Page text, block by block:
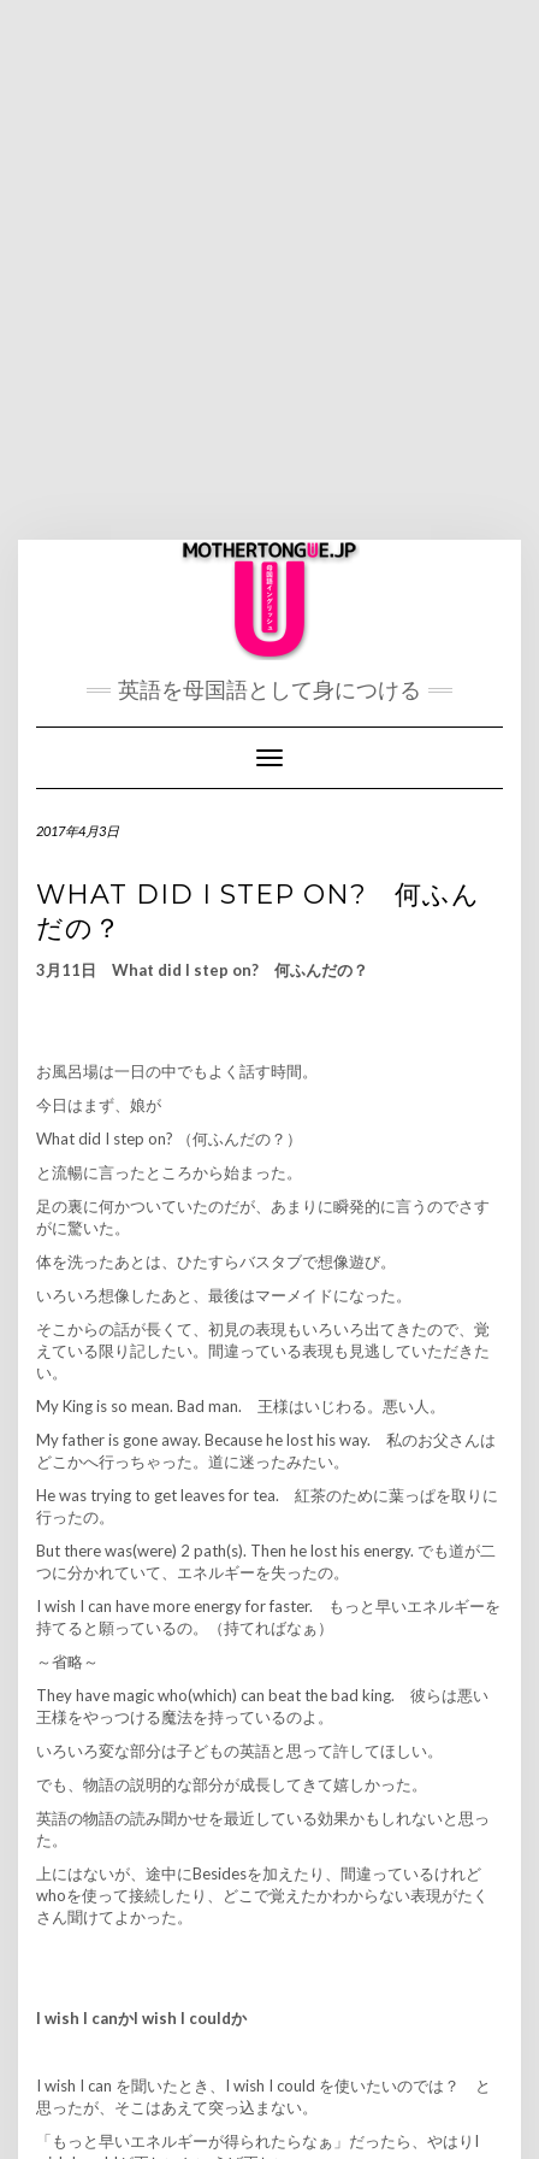
英語を母国語として身につける
Toggle Navigation
2017年4月3日
WHAT DID I STEP ON? 何ふん
だの？
3月11日 What did I step on? 何ふんだの？
お風呂場は一日の中でもよく話す時間。
今日はまず、娘が
What did I step on? （何ふんだの？）
と流暢に言ったところから始まった。
足の裏に何かついていたのだが、あまりに瞬発的に言うのでさす
がに驚いた。
体を洗ったあとは、ひたすらバスタブで想像遊び。
いろいろ想像したあと、最後はマーメイドになった。
そこからの話が長くて、初見の表現もいろいろ出てきたので、覚
えている限り記したい。間違っている表現も見逃していただきた
い。
My King is so mean. Bad man. 王様はいじわる。悪い人。
My father is gone away. Because he lost his way. 私のお父さんは
どこかへ行っちゃった。道に迷ったみたい。
He was trying to get leaves for tea. 紅茶のために葉っぱを取りに
行ったの。
But there was(were) 2 path(s). Then he lost his energy. でも道が二
つに分かれていて、エネルギーを失ったの。
I wish I can have more energy for faster. もっと早いエネルギーを
持てると願っているの。（持てればなぁ）
～省略～
They have magic who(which) can beat the bad king. 彼らは悪い
王様をやっつける魔法を持っているのよ。
いろいろ変な部分は子どもの英語と思って許してほしい。
でも、物語の説明的な部分が成長してきて嬉しかった。
英語の物語の読み聞かせを最近している効果かもしれないと思っ
た。
上にはないが、途中にBesidesを加えたり、間違っているけれど
whoを使って接続したり、どこで覚えたかわからない表現がたく
さん聞けてよかった。
I wish I canかI wish I couldか
I wish I can を聞いたとき、I wish I could を使いたいのでは？ と
思ったが、そこはあえて突っ込まない。
「もっと早いエネルギーが得られたらなぁ」だったら、やはりI